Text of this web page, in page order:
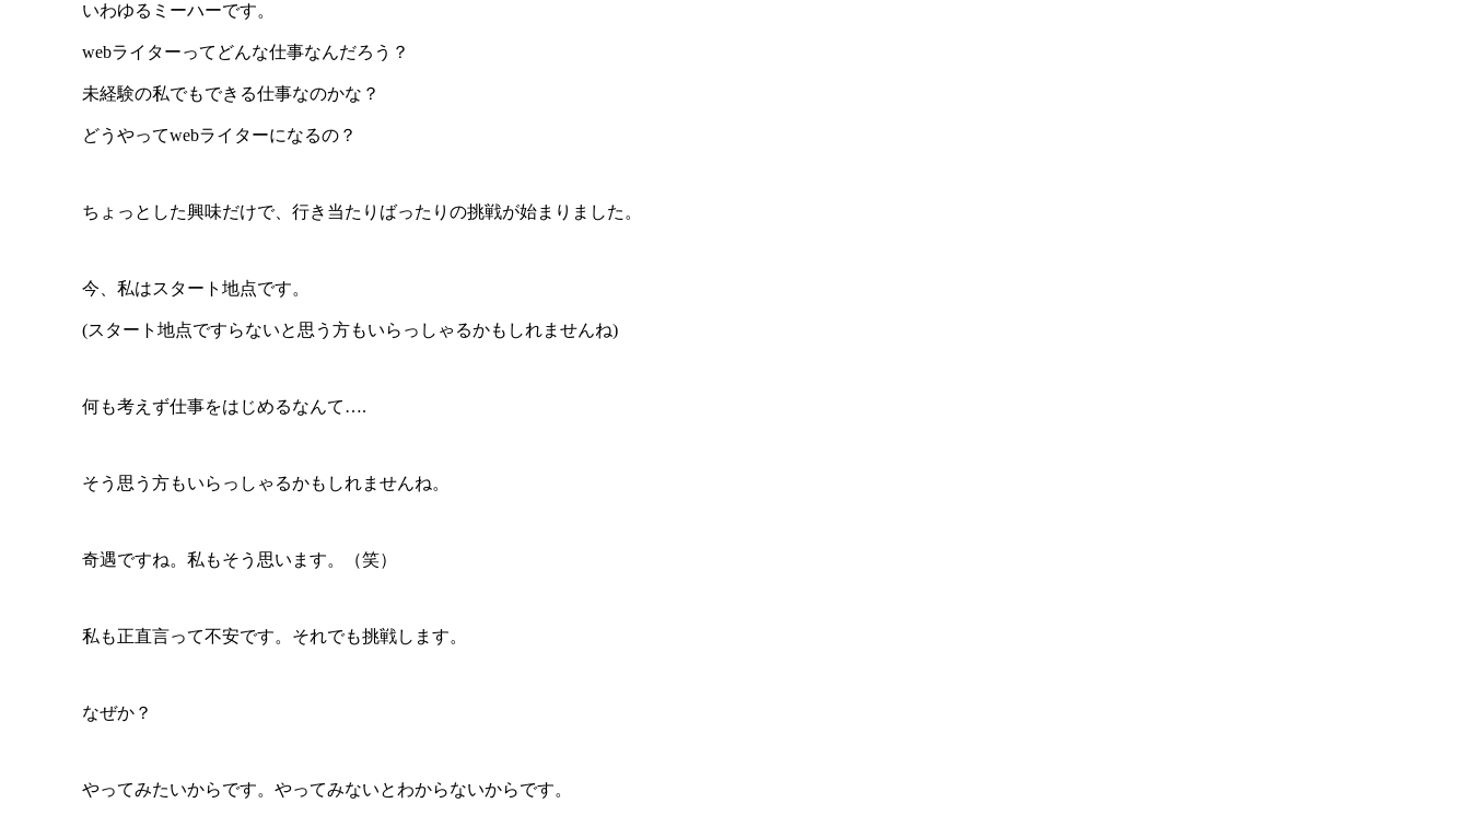
いわゆるミーハーです。
webライターってどんな仕事なんだろう？
未経験の私でもできる仕事なのかな？
どうやってwebライターになるの？
ちょっとした興味だけで、行き当たりばったりの挑戦が始まりました。
今、私はスタート地点です。
(スタート地点ですらないと思う方もいらっしゃるかもしれませんね)
何も考えず仕事をはじめるなんて….
そう思う方もいらっしゃるかもしれませんね。
奇遇ですね。私もそう思います。（笑）
私も正直言って不安です。それでも挑戦します。
なぜか？
やってみたいからです。やってみないとわからないからです。